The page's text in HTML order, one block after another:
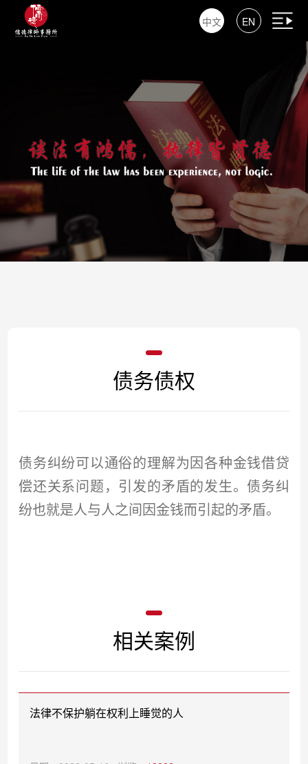
中文 EN
债务债权
债务纠纷可以通俗的理解为因各种金钱借贷
偿还关系问题，引发的矛盾的发生。债务纠
纷也就是人与人之间因金钱而引起的矛盾。
相关案例
法律不保护躺在权利上睡觉的人